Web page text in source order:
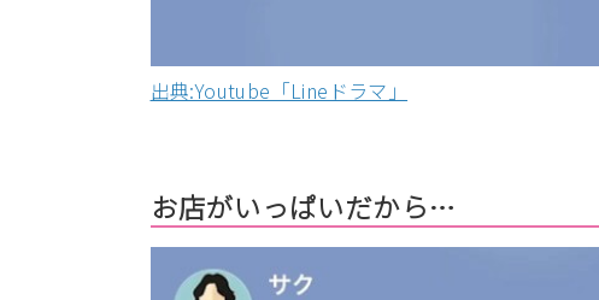
出典:Youtube「Lineドラマ」
お店がいっぱいだから…